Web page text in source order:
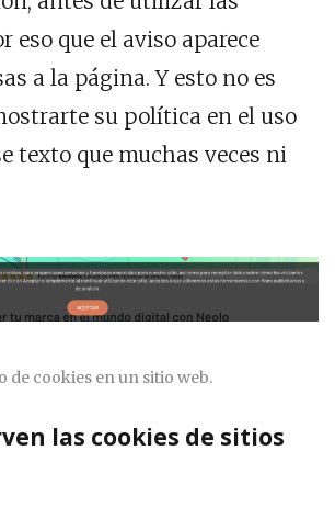
eso que el aviso aparece
a la página. Y esto no es
su política en el uso
texto que muchas veces ni
de cookies en un sitio web.
las cookies de sitios